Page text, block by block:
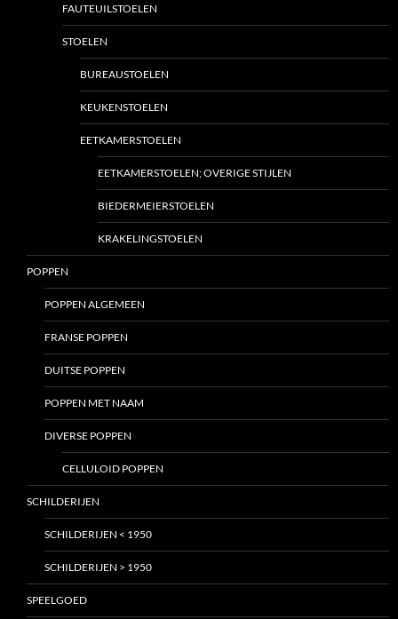
FAUTEUILSTOELEN
STOELEN
BUREAUSTOELEN
KEUKENSTOELEN
EETKAMERSTOELEN
EETKAMERSTOELEN; OVERIGE STIJLEN
BIEDERMEIERSTOELEN
KRAKELINGSTOELEN
POPPEN
POPPEN ALGEMEEN
FRANSE POPPEN
DUITSE POPPEN
POPPEN MET NAAM
DIVERSE POPPEN
CELLULOID POPPEN
SCHILDERIJEN
SCHILDERIJEN < 1950
SCHILDERIJEN > 1950
SPEELGOED